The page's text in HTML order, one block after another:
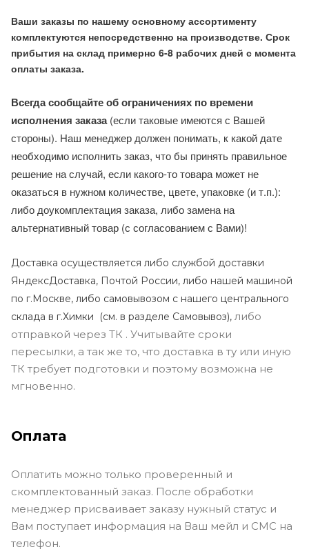
Ваши заказы по нашему основному ассортименту
комплектуются непосредственно на производстве. Срок
прибытия на склад примерно 6-8 рабочих дней с момента
оплаты заказа.
Всегда сообщайте об ограничениях по времени
исполнения заказа(если таковые имеются с Вашей
стороны). Наш менеджер должен понимать, к какой дате
необходимо исполнить заказ, что бы принять правильное
решение на случай, если какого-то товара может не
оказаться в нужном количестве, цвете, упаковке (и т.п.):
либо доукомплектация заказа, либо замена на
альтернативный товар (с согласованием с Вами)!
Доставка осуществляется либо службой доставки
ЯндексДоставка, Почтой России, либо нашей машиной
по г.Москве, либо самовывозом с нашего центрального
склада в г.Химки (см. в разделе Самовывоз), либо
отправкой через ТК . Учитывайте сроки
пересылки, а так же то, что доставка в ту или иную
ТК требует подготовки и поэтому возможна не
мгновенно.
Оплата
Оплатить можно только проверенный и
скомплектованный заказ. После обработки
менеджер присваивает заказу нужный статус и
Вам поступает информация на Ваш мейл и СМС на
телефон.